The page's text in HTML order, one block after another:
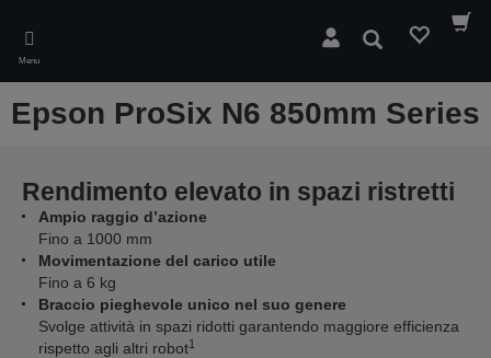
main
content
Menu
Cerca
Epson ProSix N6 850mm Series
Rendimento elevato in spazi ristretti
Ampio raggio d’azione
Fino a 1000 mm
Movimentazione del carico utile
Fino a 6 kg
Braccio pieghevole unico nel suo genere
Svolge attività in spazi ridotti garantendo maggiore efficienza
rispetto agli altri robot1